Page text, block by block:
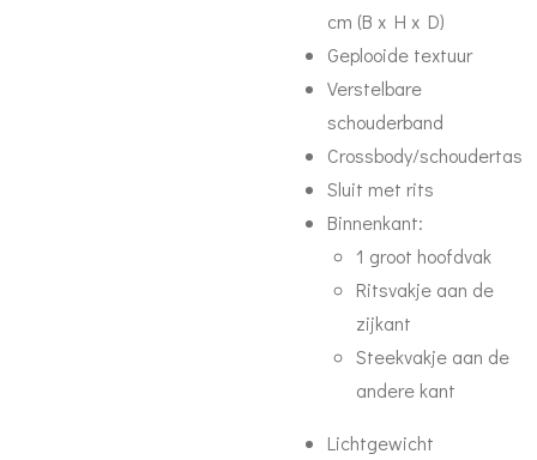
cm (B x H x D)
Geplooide textuur
Verstelbare
schouderband
Crossbody/schoudertas
Sluit met rits
Binnenkant:
1 groot hoofdvak
Ritsvakje aan de
zijkant
Steekvakje aan de
andere kant
Lichtgewicht